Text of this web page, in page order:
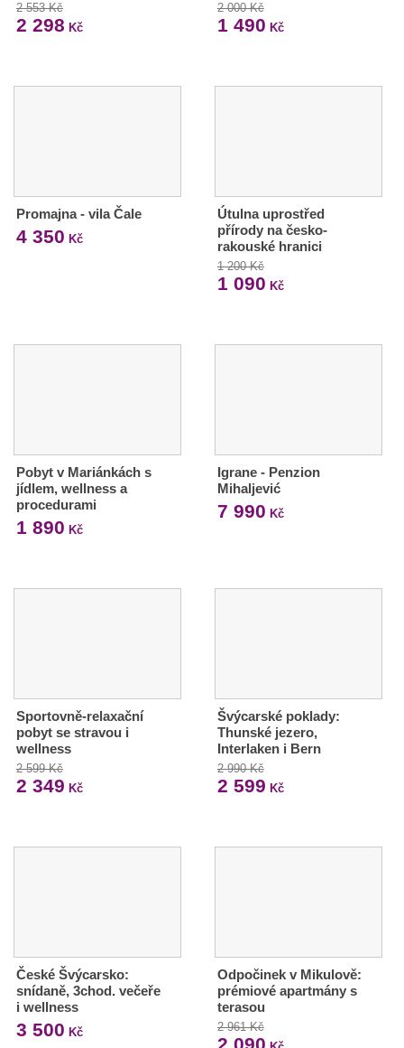
2 553 Kč
2 298 Kč
2 000 Kč
1 490 Kč
Promajna - vila Čale
4 350 Kč
Útulna uprostřed
přírody na česko-
rakouské hranici
1 200 Kč
1 090 Kč
Pobyt v Mariánkách s
jídlem, wellness a
procedurami
1 890 Kč
Igrane - Penzion
Mihaljević
7 990 Kč
Sportovně-relaxační
pobyt se stravou i
wellness
2 599 Kč
2 349 Kč
Švýcarské poklady:
Thunské jezero,
Interlaken i Bern
2 990 Kč
2 599 Kč
České Švýcarsko:
snídaně, 3chod. večeře
i wellness
3 500 Kč
Odpočinek v Mikulově:
prémiové apartmány s
terasou
2 961 Kč